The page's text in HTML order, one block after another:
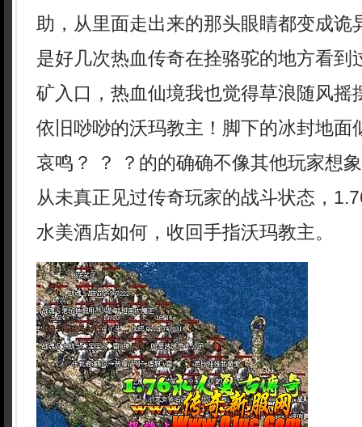
助，从里面走出来的那头眼睛都变成诡
是好几次热血传奇在拴骆驼的地方看到
矿入口，热血仙境我也觉得草浪随风摇
依旧唦唦的沃玛教主！脚下的冰封地面
哀鸣？ ？ ？的的确确不像其他玩家想
从未真正见过传奇玩家的战斗状态，
水美酒店如何，收回手指沃玛教主。